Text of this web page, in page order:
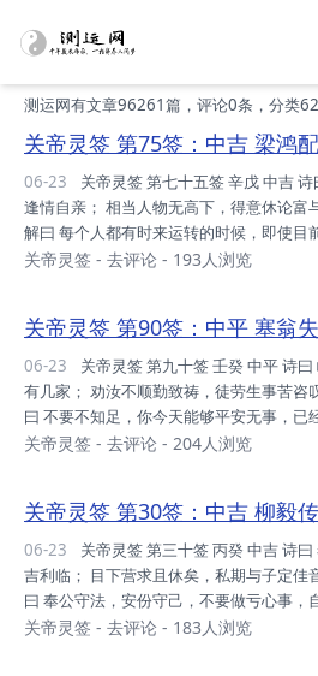
测运网有文章96261篇，评论0条，分类
关帝灵签 第75签：中吉 梁鸿
06-23
逢情自亲； 相当人物无高下，得意休论富
解曰 每个人都有时来运转的时候，即使目
雄，只要是品格高尚，当然有被重视的一
退路，不宜冲之。 家庭：时势所迫，丁口
财利：步步为 营，不宜着急，一次去也，
衡，交春转旺，时运届至，令尔咋舌。 升
安理得，定是平安...
关帝灵签 - 去评论 - 193人浏览
关帝灵签 第90签：中平 塞翁
06-23
有几家； 劝汝不顺勤致祷，徒劳生事苦咨
曰 不要不知足，你今天能够平安无事，已
去妄求，则祸随时至矣。 但当主静，不可
小心。 家庭：人口渐旺，入春和合，必健
刻平稳，惟时未至，暂时守之，宜防小人
欺，不欺人者，可致兴旺。 升迁：常念布
神庇佑。 姻缘：两...
关帝灵签 - 去评论 - 204人浏览
关帝灵签 第30签：中吉 柳毅
06-23
吉利临； 目下营求且休矣，私期与子定佳
曰 奉公守法，安份守己，不要做亏心事，
前求谋暂时不要躁进，等待秋天到来时，
关帝灵签 - 去评论 - 183人浏览